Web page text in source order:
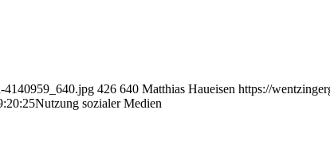
4140959_640.jpg 426 640 Matthias Haueisen https://
Nutzung sozialer Medien